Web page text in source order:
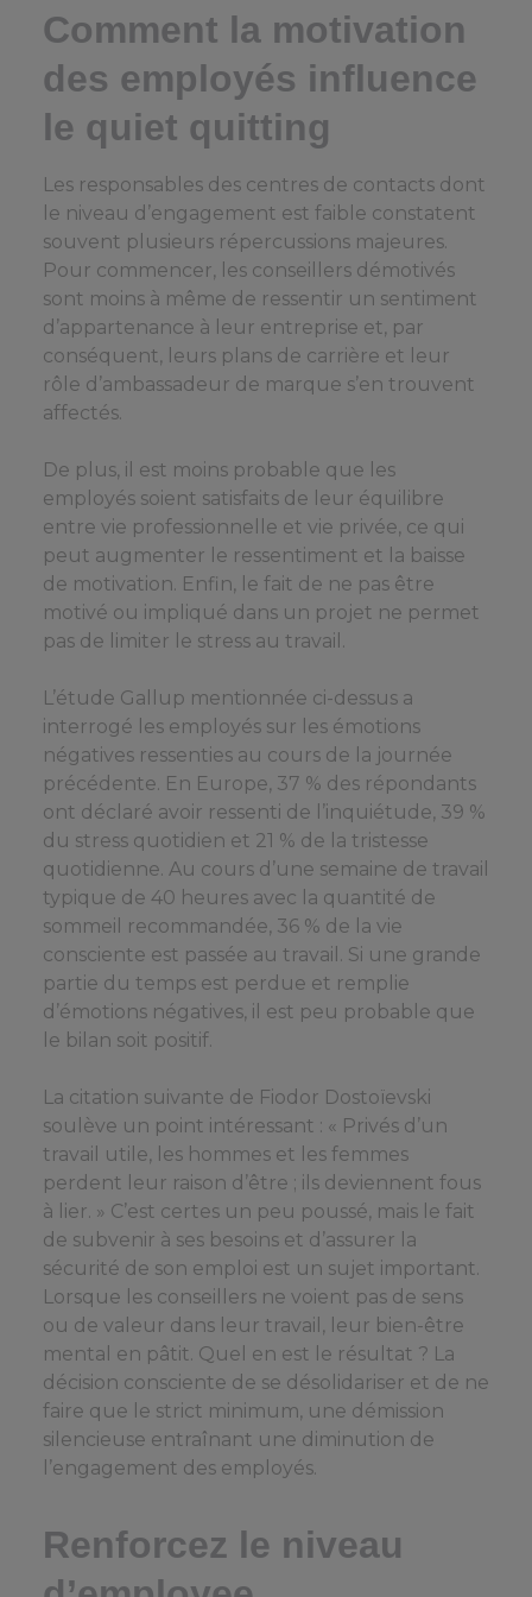
Comment la motivation
des employés influence
le quiet quitting
Les responsables des centres de contacts dont
le niveau d’engagement est faible constatent
souvent plusieurs répercussions majeures.
Pour commencer, les conseillers démotivés
sont moins à même de ressentir un sentiment
d’appartenance à leur entreprise et, par
conséquent, leurs plans de carrière et leur
rôle d’ambassadeur de marque s’en trouvent
affectés.
De plus, il est moins probable que les
employés soient satisfaits de leur équilibre
entre vie professionnelle et vie privée, ce qui
peut augmenter le ressentiment et la baisse
de motivation. Enfin, le fait de ne pas être
motivé ou impliqué dans un projet ne permet
pas de limiter le stress au travail.
L’étude Gallup mentionnée ci-dessus a
interrogé les employés sur les émotions
négatives ressenties au cours de la journée
précédente. En Europe, 37 % des répondants
ont déclaré avoir ressenti de l’inquiétude, 39 %
du stress quotidien et 21 % de la tristesse
quotidienne. Au cours d’une semaine de travail
typique de 40 heures avec la quantité de
sommeil recommandée, 36 % de la vie
consciente est passée au travail. Si une grande
partie du temps est perdue et remplie
d’émotions négatives, il est peu probable que
le bilan soit positif.
La citation suivante de Fiodor Dostoïevski
soulève un point intéressant : « Privés d’un
travail utile, les hommes et les femmes
perdent leur raison d’être ; ils deviennent fous
à lier. » C’est certes un peu poussé, mais le fait
de subvenir à ses besoins et d’assurer la
sécurité de son emploi est un sujet important.
Lorsque les conseillers ne voient pas de sens
ou de valeur dans leur travail, leur bien-être
mental en pâtit. Quel en est le résultat ? La
décision consciente de se désolidariser et de ne
faire que le strict minimum, une démission
silencieuse entraînant une diminution de
l’engagement des employés.
Renforcez le niveau